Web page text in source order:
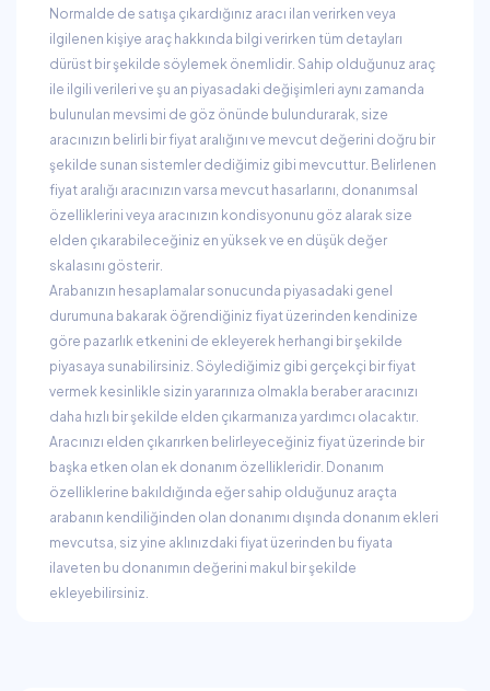
Normalde de satışa çıkardığınız aracı ilan verirken veya
ilgilenen kişiye araç hakkında bilgi verirken tüm detayları
dürüst bir şekilde söylemek önemlidir. Sahip olduğunuz araç
ile ilgili verileri ve şu an piyasadaki değişimleri aynı zamanda
bulunulan mevsimi de göz önünde bulundurarak, size
aracınızın belirli bir fiyat aralığını ve mevcut değerini doğru bir
şekilde sunan sistemler dediğimiz gibi mevcuttur. Belirlenen
fiyat aralığı aracınızın varsa mevcut hasarlarını, donanımsal
özelliklerini veya aracınızın kondisyonunu göz alarak size
elden çıkarabileceğiniz en yüksek ve en düşük değer
skalasını gösterir.
Arabanızın hesaplamalar sonucunda piyasadaki genel
durumuna bakarak öğrendiğiniz fiyat üzerinden kendinize
göre pazarlık etkenini de ekleyerek herhangi bir şekilde
piyasaya sunabilirsiniz. Söylediğimiz gibi gerçekçi bir fiyat
vermek kesinlikle sizin yararınıza olmakla beraber aracınızı
daha hızlı bir şekilde elden çıkarmanıza yardımcı olacaktır.
Aracınızı elden çıkarırken belirleyeceğiniz fiyat üzerinde bir
başka etken olan ek donanım özellikleridir. Donanım
özelliklerine bakıldığında eğer sahip olduğunuz araçta
arabanın kendiliğinden olan donanımı dışında donanım ekleri
mevcutsa, siz yine aklınızdaki fiyat üzerinden bu fiyata
ilaveten bu donanımın değerini makul bir şekilde
ekleyebilirsiniz.